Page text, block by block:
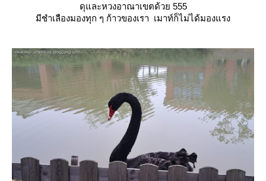
ดุและหวงอาณาเขตด้วย 555
มีชำเลืองมองทุก ๆ ก้าวของเรา เมาท์ก็ไม่ได้มองแรง